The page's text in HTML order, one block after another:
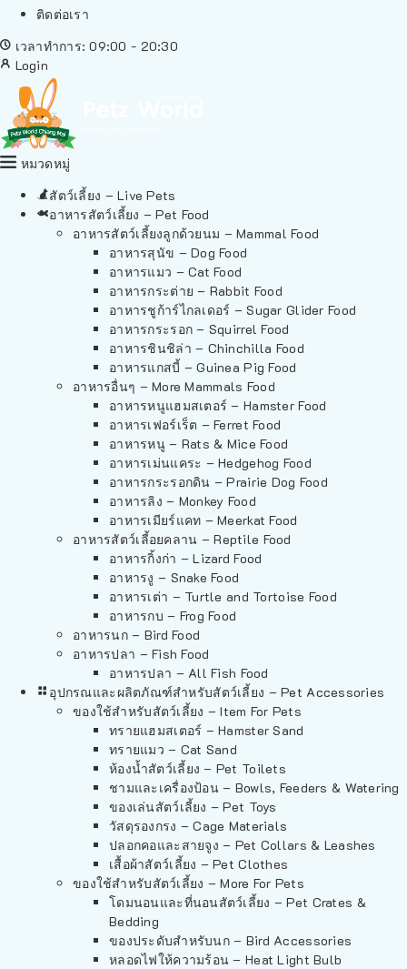
ติดต่อเรา
เวลาทำการ: 09:00 - 20:30
Login
หมวดหมู่
สัตว์เลี้ยง – Live Pets
อาหารสัตว์เลี้ยง – Pet Food
อาหารสัตว์เลี้ยงลูกด้วยนม – Mammal Food
อาหารสุนัข – Dog Food
อาหารแมว – Cat Food
อาหารกระต่าย – Rabbit Food
อาหารชูก้าร์ไกลเดอร์ – Sugar Glider Food
อาหารกระรอก – Squirrel Food
อาหารชินชิล่า – Chinchilla Food
อาหารแกสบี้ – Guinea Pig Food
อาหารอื่นๆ – More Mammals Food
อาหารหนูแฮมสเตอร์ – Hamster Food
อาหารเฟอร์เร็ต – Ferret Food
อาหารหนู – Rats & Mice Food
อาหารเม่นแคระ – Hedgehog Food
อาหารกระรอกดิน – Prairie Dog Food
อาหารลิง – Monkey Food
อาหารเมียร์แคท – Meerkat Food
อาหารสัตว์เลี้อยคลาน – Reptile Food
อาหารกิ้งก่า – Lizard Food
อาหารงู – Snake Food
อาหารเต่า – Turtle and Tortoise Food
อาหารกบ – Frog Food
อาหารนก – Bird Food
อาหารปลา – Fish Food
อาหารปลา – All Fish Food
อุปกรณและผลิตภัณฑ์สำหรับสัตว์เลี้ยง – Pet Accessories
ของใช้สำหรับสัตว์เลี้ยง – Item For Pets
ทรายแฮมสเตอร์ – Hamster Sand
ทรายแมว – Cat Sand
ห้องน้ำสัตว์เลี้ยง – Pet Toilets
ชามและเครื่องป้อน – Bowls, Feeders & Watering
ของเล่นสัตว์เลี้ยง – Pet Toys
วัสดุรองกรง – Cage Materials
ปลอกคอและสายจูง – Pet Collars & Leashes
เสื้อผ้าสัตว์เลี้ยง – Pet Clothes
ของใช้สำหรับสัตว์เลี้ยง – More For Pets
โดมนอนและที่นอนสัตว์เลี้ยง – Pet Crates &
Bedding
ของประดับสำหรับนก – Bird Accessories
หลอดไฟให้ความร้อน – Heat Light Bulb